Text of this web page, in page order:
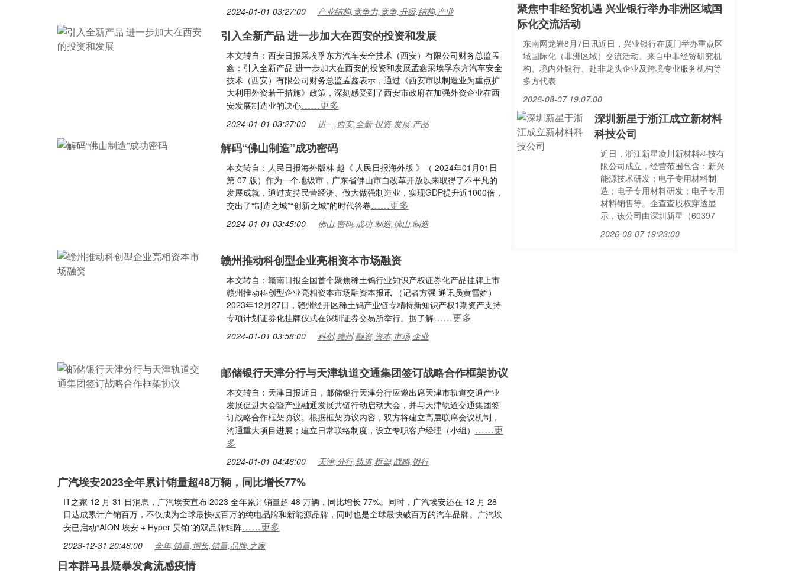
2024-01-01 03:27:00 产业结构,竞争力,竞争,升级,结构,产业
引入全新产品 进一步加大在西安的投资和发展
本文转自：西安日报采埃孚东方汽车安全技术（西安）有限公司财务总监孟
鑫：引入全新产品 进一步加大在西安的投资和发展孟鑫采埃孚东方汽车安全
技术（西安）有限公司财务总监孟鑫表示，通过《西安市以制造业为重点扩
大利用外资若干措施》政策，深刻感受到了西安市政府在加强外资企业在西
安发展制造业的决心……更多
2024-01-01 03:27:00 进一,西安,全新,投资,发展,产品
解码“佛山制造”成功密码
本文转自：人民日报海外版林 越《 人民日报海外版 》（ 2024年01月01日
第 07 版）作为一个地级市，广东省佛山市自改革开放以来取得了不平凡的
发展成就，通过支持民营经济、做大做强制造业，实现GDP提升近1000倍，
交出了“制造之城”“创新之城”的时代答卷……更多
2024-01-01 03:45:00 佛山,密码,成功,制造,佛山,制造
赣州推动科创型企业亮相资本市场融资
本文转自：赣南日报全国首个聚焦稀土钨行业知识产权证券化产品挂牌上市
赣州推动科创型企业亮相资本市场融资本报讯 （记者方强 通讯员黄雪娇）
2023年12月27日，赣州经开区稀土钨产业链专精特新知识产权1期资产支持
专项计划证券化挂牌仪式在深圳证券交易所举行。据了解……更多
2024-01-01 03:58:00 科创,赣州,融资,资本,市场,企业
邮储银行天津分行与天津轨道交通集团签订战略合作框架协议
本文转自：天津日报近日，邮储银行天津分行应邀出席天津市轨道交通产业
发展促进大会暨产业融通发展共链行动启动大会，并与天津轨道交通集团签
订战略合作框架协议。根据框架协议内容，双方将建立高层联席会议机制，
沟通重大项目进展；建立日常联络制度，设立专职客户经理（小组） ……更
多
2024-01-01 04:46:00 天津,分行,轨道,框架,战略,银行
广汽埃安2023全年累计销量超48万辆，同比增长77%
IT之家 12 月 31 日消息，广汽埃安宣布 2023 全年累计销量超 48 万辆，同比增长 77%。同时，广汽埃安还在 12 月 28
日达成累计产销百万，不仅成为全球最快破百万的纯电品牌和新能源品牌，同时也是全球最快破百万的汽车品牌。广汽埃
安已启动“AION 埃安 + Hyper 昊铂”的双品牌矩阵……更多
2023-12-31 20:48:00 全年,销量,增长,销量,品牌,之家
日本群马县疑暴发禽流感疫情
聚焦中非经贸机遇 兴业银行举办非洲区域国
际化交流活动
东南网龙岩8月7日讯近日，兴业银行在厦门举办重点区
域国际化（非洲区域）交流活动。来自中非经贸研究机
构、境内外银行、赴非龙头企业及跨境专业服务机构等
多方代表
2026-08-07 19:07:00
深圳新星于浙江成立新材料
科技公司
近日，浙江新星凌川新材料科技有
限公司成立，经营范围包含：新兴
能源技术研发；电子专用材料制
造；电子专用材料研发；电子专用
材料销售等。企查查股权穿透显
示，该公司由深圳新星（60397
2026-08-07 19:23:00